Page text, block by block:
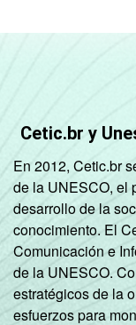
Cetic.br y
En 2012, Cetic.br
de la UNESCO, el
desarrollo de la
conocimiento. El
Comunicación e
de la UNESCO.
estratégicos de la
esfuerzos para